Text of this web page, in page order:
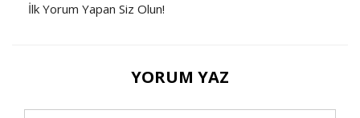
İlk Yorum Yapan Siz Olun!
YORUM YAZ